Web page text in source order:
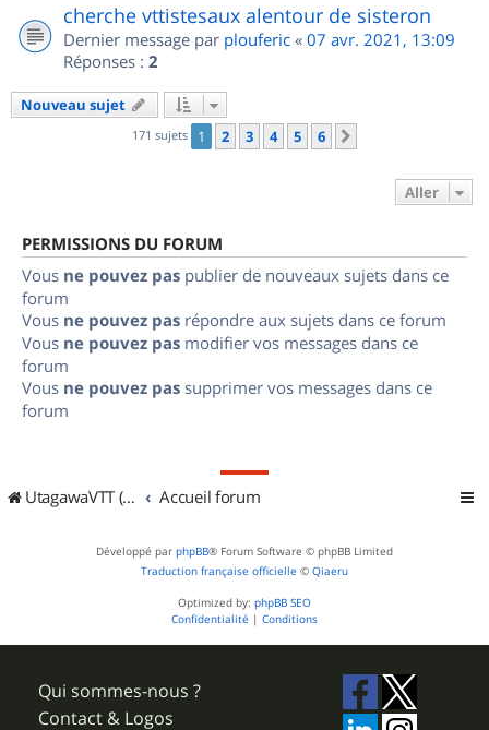
cherche vttistesaux alentour de sisteron
Dernier message par plouferic « 07 avr. 2021, 13:09
Réponses : 2
Nouveau sujet
171 sujets 1 2 3 4 5 6
Aller
PERMISSIONS DU FORUM
Vous ne pouvez pas publier de nouveaux sujets dans ce
forum
Vous ne pouvez pas répondre aux sujets dans ce forum
Vous ne pouvez pas modifier vos messages dans ce
forum
Vous ne pouvez pas supprimer vos messages dans ce
forum
UtagawaVTT (Randos VTT et VTTAE avec traces GPS) Accueil forum
Développé par phpBB® Forum Software © phpBB Limited
Traduction française officielle © Qiaeru
Optimized by: phpBB SEO
Confidentialité | Conditions
Qui sommes-nous ?
Contact & Logos